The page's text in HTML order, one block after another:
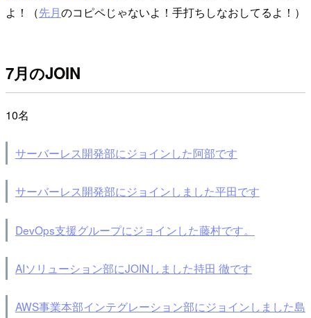
よ！（先月のコピペじゃないよ！手打ちしなおしてるよ！）
7月のJOIN
10名
サーバーレス開発部にジョインした阿部です
サーバーレス開発部にジョインしました平田です
DevOps支援グループにジョインした藤村です。
AIソリューション部にJOINしました持田 徹です
AWS事業本部インテグレーション部にジョインしました島